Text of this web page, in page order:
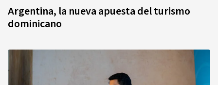
Argentina, la nueva apuesta del turismo
dominicano